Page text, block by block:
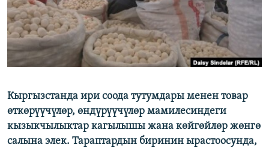
ЫҢГАЙСЫЗ СУРООЛОР
ЭЕ/АРнун бардык сайттары
Кыргызстанда ири соода тутумдары менен товар
өткөрүүчүлөр, өндүрүүчүлөр мамилесиндеги
кызыкчылыктар кагылышы жана көйгөйлөр жөнгө
салына элек. Тараптардын биринин ырастоосунда,